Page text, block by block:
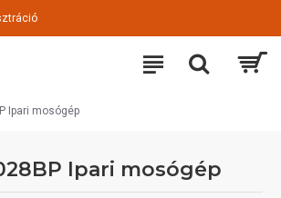
Ipari mosógép
Ipari mosógép